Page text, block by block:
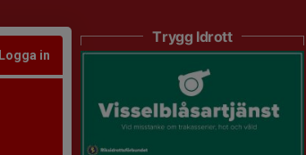
Logga in
Trygg Idrott